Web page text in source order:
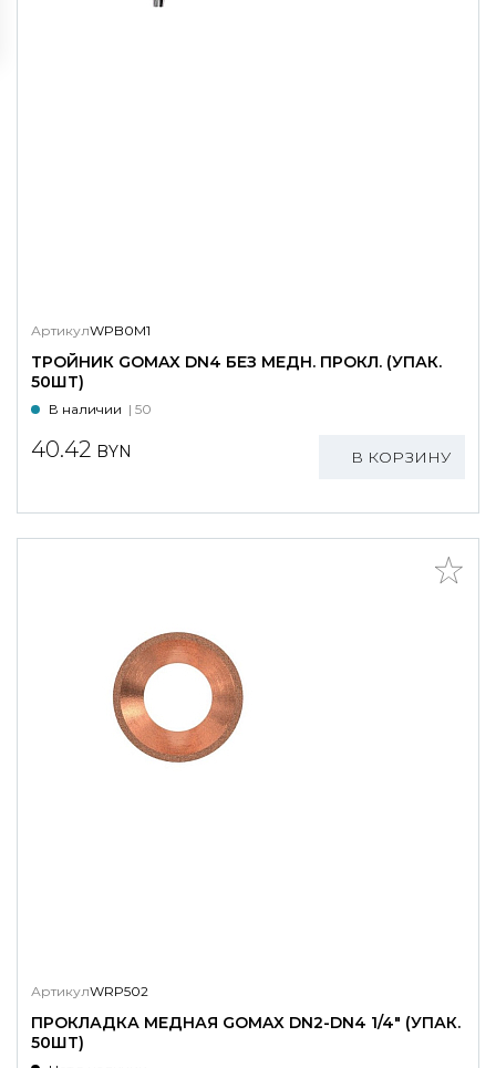
АртикулWPB0M1
ТРОЙНИК GOMAX DN4 БЕЗ МЕДН. ПРОКЛ. (УПАК.
50ШТ)
В наличии | 50
40.42 BYN В КОРЗИНУ
АртикулWRP502
ПРОКЛАДКА МЕДНАЯ GOMAX DN2-DN4 1/4" (УПАК.
50ШТ)